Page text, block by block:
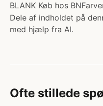
BLANK Køb hos
Dele af indholdet på
med hjælp fra AI.
Ofte stillede